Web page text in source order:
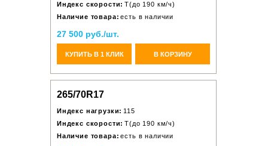
Индекс скорости: T(до 190 км/ч)
Наличие товара: есть в наличии
27 500 руб./шт.
КУПИТЬ В 1 КЛИК В КОРЗИНУ
265/70R17
Индекс нагрузки: 115
Индекс скорости: T(до 190 км/ч)
Наличие товара: есть в наличии